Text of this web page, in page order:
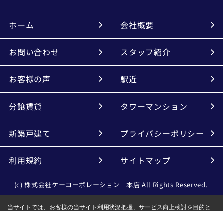
ホーム 会社概要
お問い合わせ スタッフ紹介
お客様の声 駅近
分譲賃貸 タワーマンション
新築戸建て プライバシーポリシー
利用規約 サイトマップ
(c) 株式会社ケーコーポレーション 本店 All Rights Reserved.
当サイトでは、お客様の当サイト利用状況把握、サービス向上検討を目的と